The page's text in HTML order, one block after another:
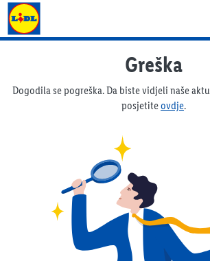
Lidl katalog
Greška
Dogodila se pogreška. Da biste vidjeli naše
posjetiteovdje.